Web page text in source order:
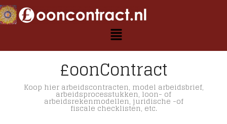
£oonContract
Koop hier arbeidscontracten, model arbeidsbrief,
arbeidsprocesstukken, loon- of
arbeidsrekenmodellen, juridische -of
fiscale checklisten, etc.